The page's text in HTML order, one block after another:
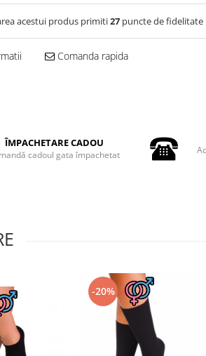
acestui produs primiti27 puncte de fidelitate
Comanda rapida
ÎMPACHETARE CADOU
cadoul gata împachetat
-20%